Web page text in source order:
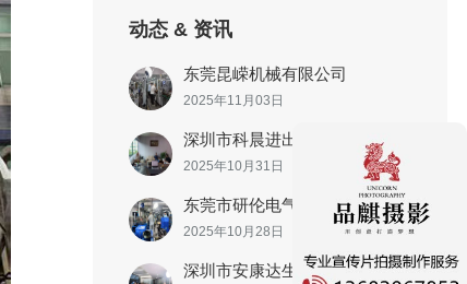
动态 & 资讯
东莞昆嵘机械有限公司
2025年11月03日
深圳市科晨进出口有限公司
2025年10月31日
东莞市研伦电气有限公司
2025年10月28日
深圳市安康达生物科技发展有限公司